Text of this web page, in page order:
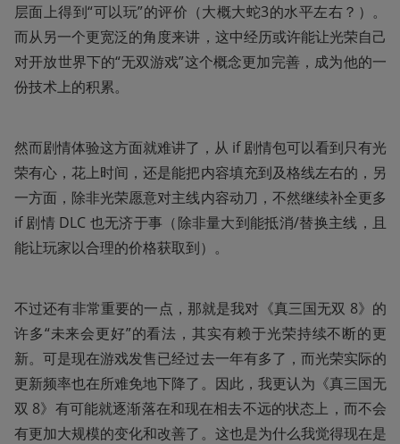
层面上得到“可以玩”的评价（大概大蛇3的水平左右？）。
而从另一个更宽泛的角度来讲，这中经历或许能让光荣自己
对开放世界下的“无双游戏”这个概念更加完善，成为他的一
份技术上的积累。
然而剧情体验这方面就难讲了，从 if 剧情包可以看到只有光
荣有心，花上时间，还是能把内容填充到及格线左右的，另
一方面，除非光荣愿意对主线内容动刀，不然继续补全更多
if 剧情 DLC 也无济于事（除非量大到能抵消/替换主线，且
能让玩家以合理的价格获取到）。
不过还有非常重要的一点，那就是我对《真三国无双 8》的
许多“未来会更好”的看法，其实有赖于光荣持续不断的更
新。可是现在游戏发售已经过去一年有多了，而光荣实际的
更新频率也在所难免地下降了。因此，我更认为《真三国无
双 8》有可能就逐渐落在和现在相去不远的状态上，而不会
有更加大规模的变化和改善了。这也是为什么我觉得现在是